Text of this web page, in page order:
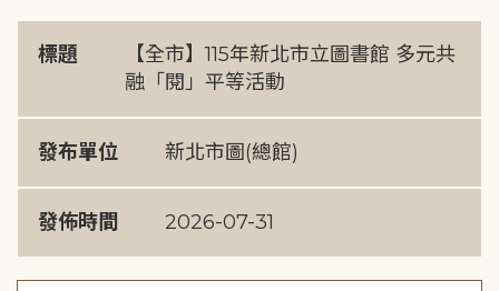
標題
【全市】115年新北市立圖書館 多元共
融「閱」平等活動
發布單位 新北市圖(總館)
發佈時間 2026-07-31